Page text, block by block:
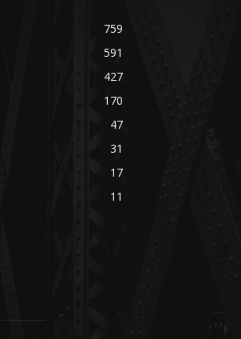
759
591
427
170
47
31
17
11